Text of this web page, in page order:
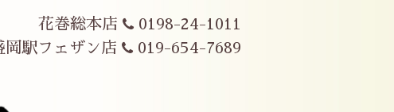
花巻総本店
0198-24-1011
岡駅フェザン店
019-654-7689